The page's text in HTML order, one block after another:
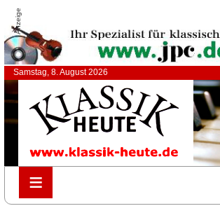
Anzeige
Samstag, 8. August 2026
≡
≡